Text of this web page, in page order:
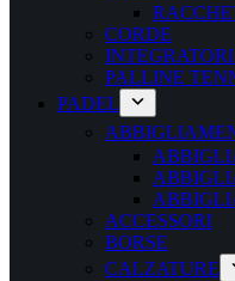
CORDE
PALLINE
PADEL
ACCESSORI
BORSE
CALZATURE